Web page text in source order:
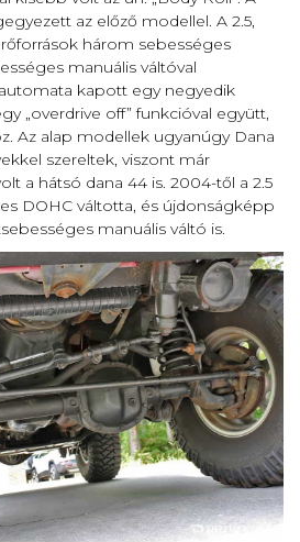
az előző modellel. A 2.5,
három sebességes
manuális váltóval
kapott egy negyedik
„overdrive off” funkcióval együtt,
Az alap modellek ugyanúgy Dana
szereltek, viszont már
a hátsó dana 44 is. 2004-től a 2.5
DOHC váltotta, és újdonságképp
manuális váltó is.